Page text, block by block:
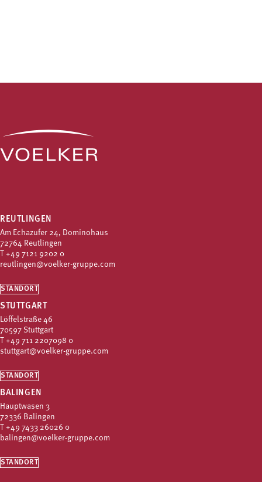
REUTLINGEN
Am Echazufer 24, Dominohaus
72764 Reutlingen
T +49 7121 9202 0
reutlingen@voelker-gruppe.com
STANDORT
STUTTGART
Löffelstraße 46
70597 Stuttgart
T +49 711 2207098 0
stuttgart@voelker-gruppe.com
STANDORT
BALINGEN
Hauptwasen 3
72336 Balingen
T +49 7433 26026 0
balingen@voelker-gruppe.com
STANDORT